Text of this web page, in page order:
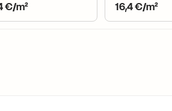
€/m² 16,4 €/m²